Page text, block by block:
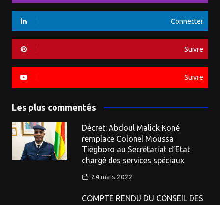
Connecter
Suivre
Suivre
Les plus commentés
Décret: Abdoul Malick Koné
remplace Colonel Moussa
Tiègboro au Secrétariat d’Etat
chargé des services spéciaux
24 mars 2022
COMPTE RENDU DU CONSEIL DES